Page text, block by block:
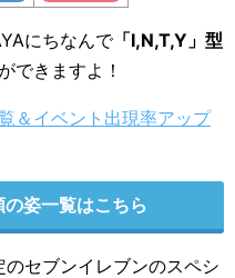
にちなんで「I,N,T,Y」型
できますよ！
＆イベント出現率アップ
姿一覧はこちら
セブンイレブンのスペシ